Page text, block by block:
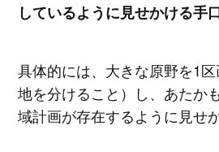
しているように見せかける手
具体的には、大きな原野を1
地を分けること）し、あたか
域計画が存在するように見せ